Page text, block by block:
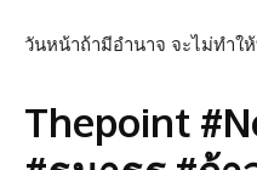
วันหน้าถ้ามีอำนาจ จะไม่ทำใ
Thepoint